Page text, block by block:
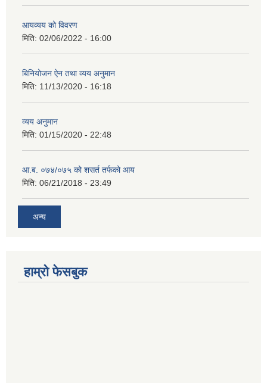
आयव्यय को विवरण
मिति: 02/06/2022 - 16:00
बिनियोजन ऐन तथा व्यय अनुमान
मिति: 11/13/2020 - 16:18
व्यय अनुमान
मिति: 01/15/2020 - 22:48
आ.ब. ०७४/०७५ को शसर्त तर्फको आय
मिति: 06/21/2018 - 23:49
अन्य
हाम्रो फेसबुक